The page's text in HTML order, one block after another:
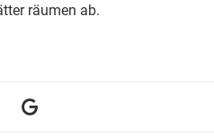
räumen ab.